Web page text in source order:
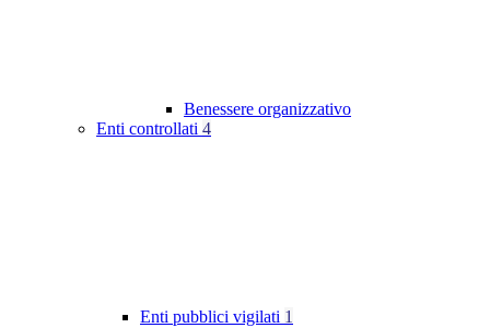
Benessere organizzativo
Enti controllati 4
Enti pubblici vigilati 1